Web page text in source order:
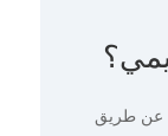
عن طريق